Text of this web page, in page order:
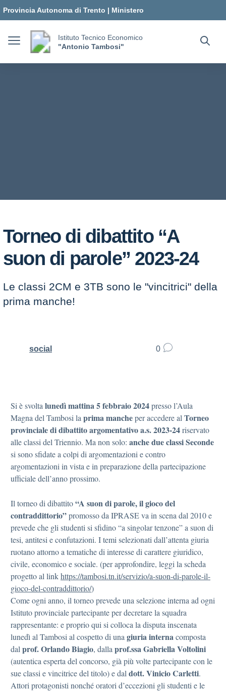
Provincia Autonoma di Trento | Ministero
dell'Istruzione e del Merito
Istituto Tecnico Economico
"Antonio Tambosi"
Torneo di dibattito “A
suon di parole” 2023-24
Le classi 2CM e 3TB sono le "vincitrici" della
prima manche!
social 0
Si è svolta lunedì mattina 5 febbraio 2024presso l’Aula
Magna del Tambosi la prima mancheper accedere al Torneo
provinciale di dibattito argomentativo a.s. 2023-24riservato
alle classi del Triennio. Ma non solo: anche due classi Seconde
si sono sfidate a colpi di argomentazioni e contro
argomentazioni in vista e in preparazione della partecipazione
ufficiale dell’anno prossimo.
Il torneo di dibattito“A suon di parole, il gioco del
contraddittorio”promosso da IPRASE va in scena dal 2010 e
prevede che gli studenti si sfidino “a singolar tenzone” a suon di
tesi, antitesi e confutazioni. I temi selezionati dall’attenta giuria
ruotano attorno a tematiche di interesse di carattere giuridico,
civile, economico e sociale. (per approfondire, leggi la scheda
progetto al linkhttps://tambosi.tn.it/servizio/a-suon-di-parole-il-
gioco-del-contraddittorio/)
Come ogni anno, il torneo prevede una selezione interna ad ogni
Istituto provinciale partecipante per decretare la squadra
rappresentante: e proprio qui si colloca la disputa inscenata
lunedì al Tambosi al cospetto di una giuria internacomposta
dal prof. Orlando Biagio, dalla prof.ssa Gabriella Voltolini
(autentica esperta del concorso, già più volte partecipante con le
sue classi e vincitrice del titolo) e dal dott. Vinicio Carletti.
Attori protagonisti nonché oratori d’eccezioni gli studenti e le